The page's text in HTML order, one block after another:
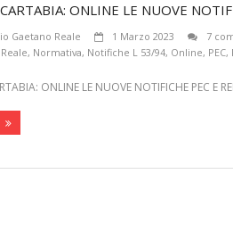
ONLINE LE NUOVE
Gaetano Reale 1 Marzo 2023 7
, Normativa, Notifiche L 53/94, Online, PEC,
ONLINE LE NUOVE NOTIFICHE